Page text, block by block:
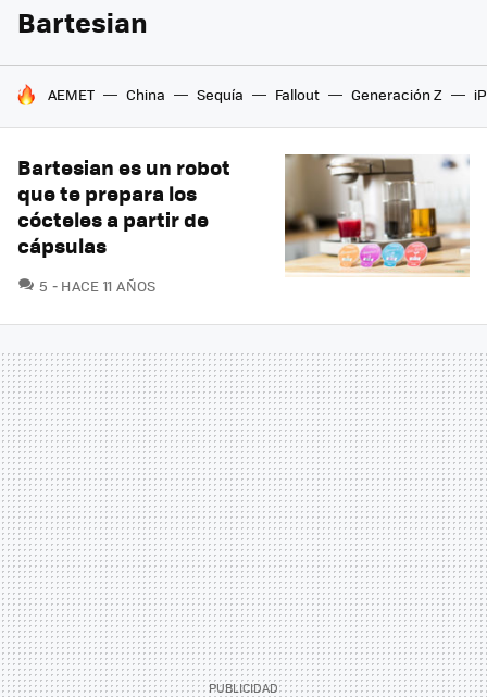
Bartesian
HOY SE HABLA DE
AEMET China Sequía Fallout Generación Z
Bartesian es un robot
que te prepara los
cócteles a partir de
cápsulas
5 COMENTARIOS
HACE 11 AÑOS